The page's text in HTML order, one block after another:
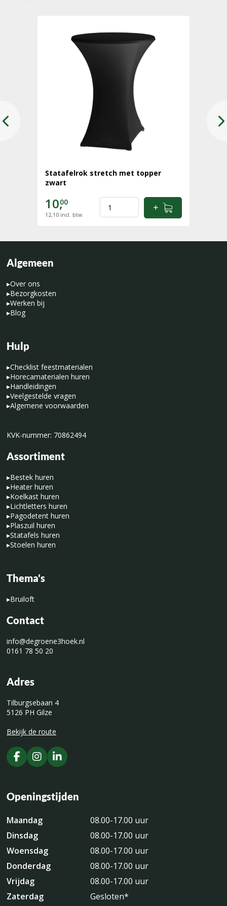
Statafelrok stretch met topper
zwart
10,00
12,10 incl. btw
Algemeen
▸Over ons
▸Bezorgkosten
▸Werken bij
▸Blog
Hulp
▸Checklist feestmaterialen
▸Horecamaterialen huren
▸Handleidingen
▸Veelgestelde vragen
▸Algemene voorwaarden
KVK-nummer: 70862494
Assortiment
▸Bestek huren
▸Heater huren
▸Koelkast huren
▸Lichtletters huren
▸Pagodetent huren
▸Plaszuil huren
▸Statafels huren
▸Stoelen huren
Thema's
▸Bruiloft
Contact
info@degroene3hoek.nl
0161 78 50 20
Adres
Tilburgsebaan 4
5126 PH Gilze
Bekijk de route
Openingstijden
Maandag
08.00-17.00 uur
Dinsdag
08.00-17.00 uur
Woensdag
08.00-17.00 uur
Donderdag
08.00-17.00 uur
Vrijdag
08.00-17.00 uur
Zaterdag
Gesloten*